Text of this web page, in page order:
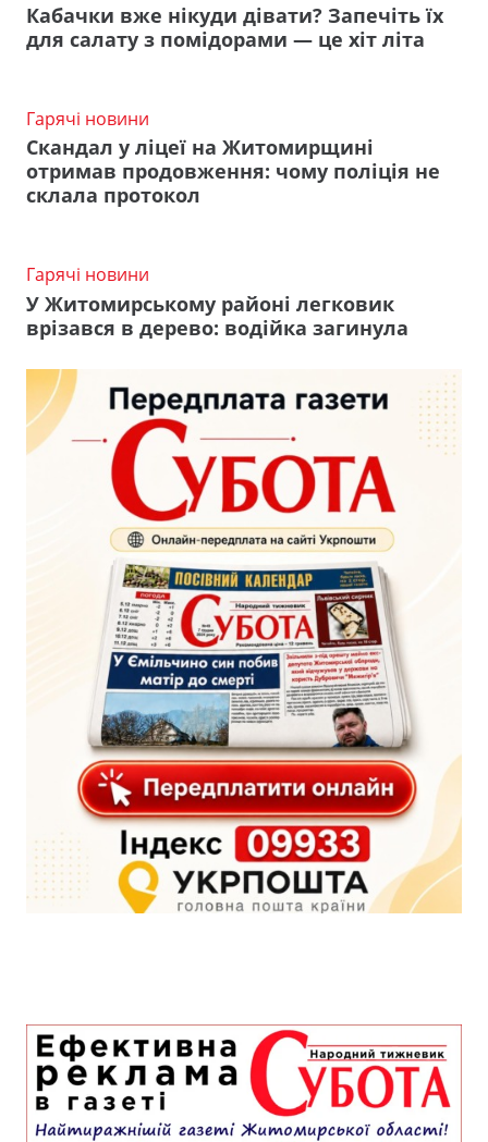
Кабачки вже нікуди дівати? Запечіть їх
для салату з помідорами — це хіт літа
Гарячі новини
Скандал у ліцеї на Житомирщині
отримав продовження: чому поліція не
склала протокол
Гарячі новини
У Житомирському районі легковик
врізався в дерево: водійка загинула